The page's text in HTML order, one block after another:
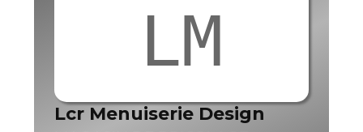
LM
Lcr Menuiserie Design